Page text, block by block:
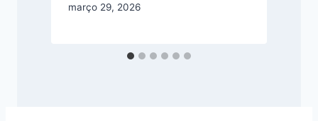
março 29, 2026